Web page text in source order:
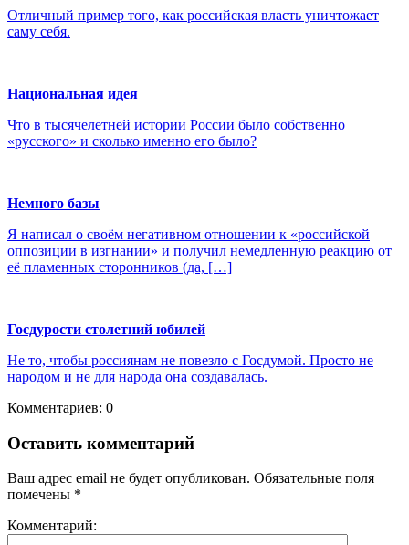
Отличный пример того, как российская власть уничтожает
саму себя.
Национальная идея
Что в тысячелетней истории России было собственно
«русского» и сколько именно его было?
Немного базы
Я написал о своём негативном отношении к «российской
оппозиции в изгнании» и получил немедленную реакцию от
её пламенных сторонников (да, […]
Госдурости столетний юбилей
Не то, чтобы россиянам не повезло с Госдумой. Просто не
народом и не для народа она создавалась.
Комментариев: 0
Оставить комментарий
Ваш адрес email не будет опубликован. Обязательные поля
помечены *
Комментарий: